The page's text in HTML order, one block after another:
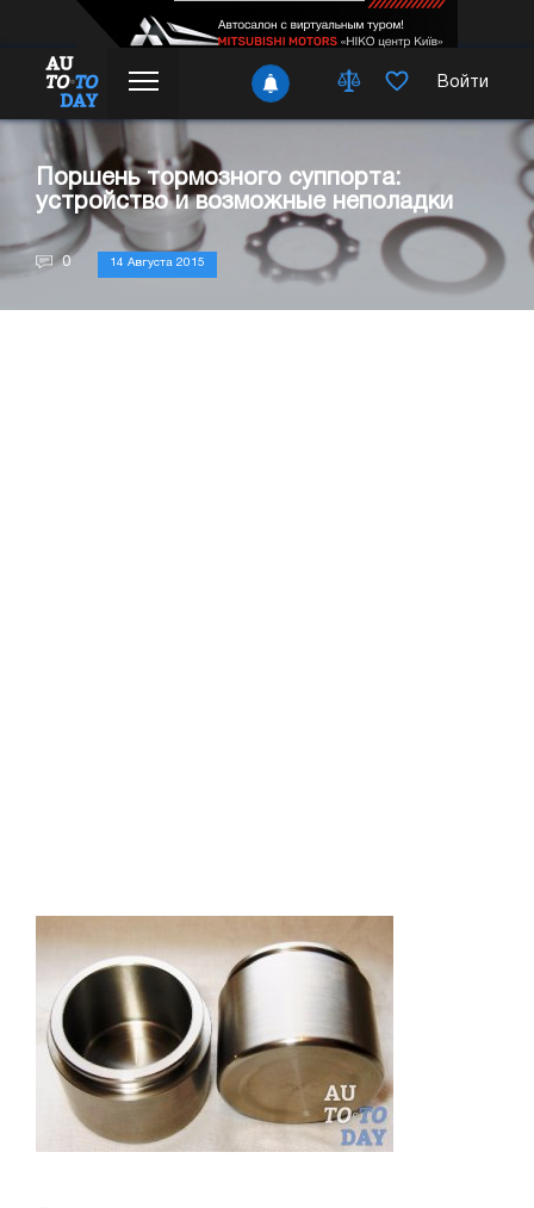
Войти
Поршень тормозного суппорта:
устройство и возможные неполадки
0 14 Августа 2015